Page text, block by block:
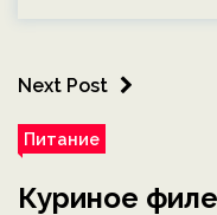
Next Post
Питание
Куриное